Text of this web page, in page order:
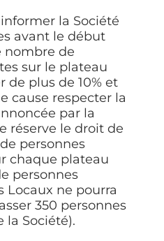
informer la Société
avant le début
nombre de
sur le plateau
de plus de 10% et
cause respecter la
par la
réserve le droit de
personnes
chaque plateau
personnes
Locaux ne pourra
350 personnes
la Société).